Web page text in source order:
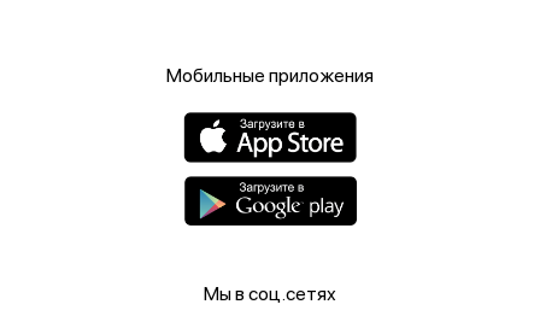
Мобильные приложения
Мы в соц.сетях